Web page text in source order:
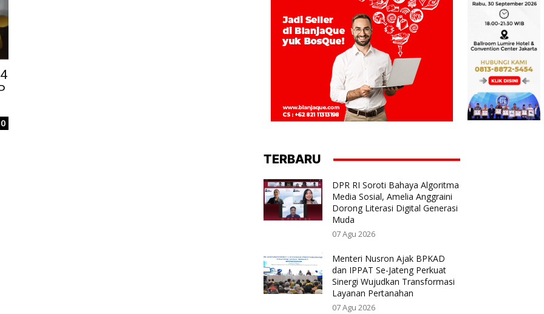
0
TERBARU
DPR RI Soroti Bahaya Algoritma
Media Sosial, Amelia Anggraini
Dorong Literasi Digital Generasi
Muda
07 Agu 2026
Menteri Nusron Ajak BPKAD
dan IPPAT Se-Jateng Perkuat
Sinergi Wujudkan Transformasi
Layanan Pertanahan
07 Agu 2026